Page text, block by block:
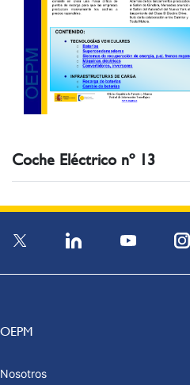
Coche Eléctrico nº 13
OEPM
Nosotros